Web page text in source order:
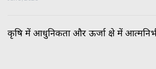
कृषि में आधुनिकता और ऊर्जा क्षेत्र में